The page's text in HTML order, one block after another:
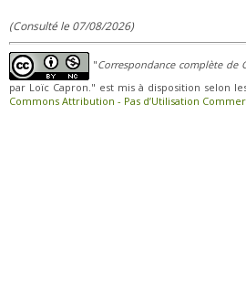
(Consulté le 07/08/2026)
"Correspondance complète de
par Loïc Capron." est mis à disposition selon
Commons Attribution - Pas d’Utilisation